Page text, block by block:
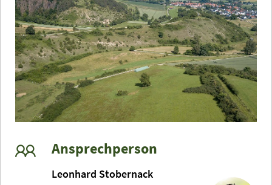
Ansprechperson
Leonhard Stobernack